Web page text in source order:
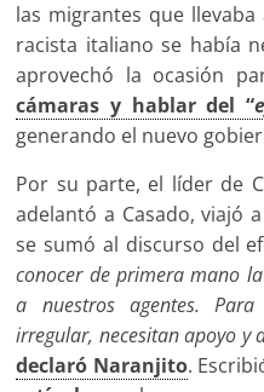
las migrantes que
racista italiano se había
aprovechó la ocasión
cámaras y hablar del “
generando el nuevo
Por su parte, el líder de
adelantó a Casado, viajó
se sumó al discurso del
conocer de primera mano
a nuestros agentes.
irregular, necesitan apoyo y
declaró Naranjito.